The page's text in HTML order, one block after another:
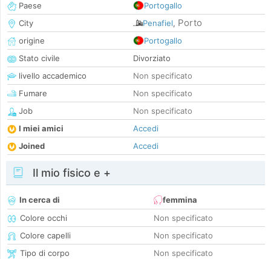
Paese
Portogallo
City
Penafiel, Porto
origine
Portogallo
Stato civile
Divorziato
livello accademico
Non specificato
Fumare
Non specificato
Job
Non specificato
I miei amici
Accedi
Joined
Accedi
Il mio fisico e +
In cerca di
femmina
Colore occhi
Non specificato
Colore capelli
Non specificato
Tipo di corpo
Non specificato